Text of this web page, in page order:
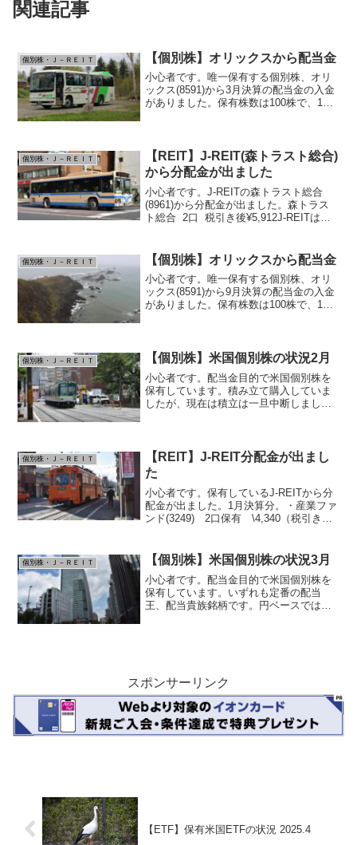
関連記事
個別株・Ｊ－ＲＥＩＴ 【個別株】オリックスから配当金
小心者です。唯一保有する個別株、オリ
ックス(8591)から3月決算の配当金の入金
がありました。保有株数は100株で、1株
あ...
個別株・Ｊ－ＲＥＩＴ
【REIT】J-REIT(森トラスト総合)
から分配金が出ました
小心者です。J-REITの森トラスト総合
(8961)から分配金が出ました。森トラス
ト総合 2口 税引き後¥5,912J-REITは追
ト総合の一年チャート 直近少し下...
個別株・Ｊ－ＲＥＩＴ 【個別株】オリックスから配当金
小心者です。唯一保有する個別株、オリ
ックス(8591)から9月決算の配当金の入金
がありました。保有株数は100株で、1株
あ...
個別株・Ｊ－ＲＥＩＴ 【個別株】米国個別株の状況2月
小心者です。配当金目的で米国個別株を
保有しています。積み立て購入していま
したが、現在は積立は一旦中断しまし
です。PGはプラスに。ア...
個別株・Ｊ－ＲＥＩＴ
【REIT】J-REIT分配金が出まし
た
小心者です。保有しているJ-REITから分
配金が出ました。1月決算分。・産業ファ
ンド(3249) 2口保有 \4,340（税引き
分配金利回りです。口数が...
個別株・Ｊ－ＲＥＩＴ 【個別株】米国個別株の状況3月
小心者です。配当金目的で米国個別株を
保有しています。いずれも定番の配当
王、配当貴族銘柄です。円ベースでは全
スポンサーリンク
【ETF】保有米国ETFの状況 2025.4